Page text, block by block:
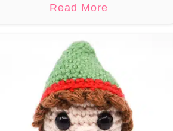
besitzt aber wie sein Cousin Rudolf
leider immer als …
Read Morea
t
K
o
s